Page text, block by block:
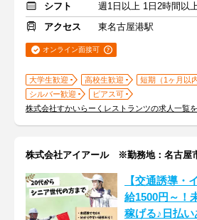
シフト
週1日以上 1日2時間以
アクセス
東名古屋港駅
オンライン面接可
大学生歓迎 高校生歓迎
短期（1ヶ月以
シルバー歓迎
ピアス可
株式会社すかいらーくレストランツの求人一覧
株式会社アイアール ※勤務地：名古屋
【交通誘導・
給1500円～！
稼げる♪日払